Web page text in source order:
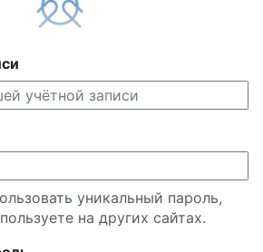
уникальный пароль,
на других сайтах.